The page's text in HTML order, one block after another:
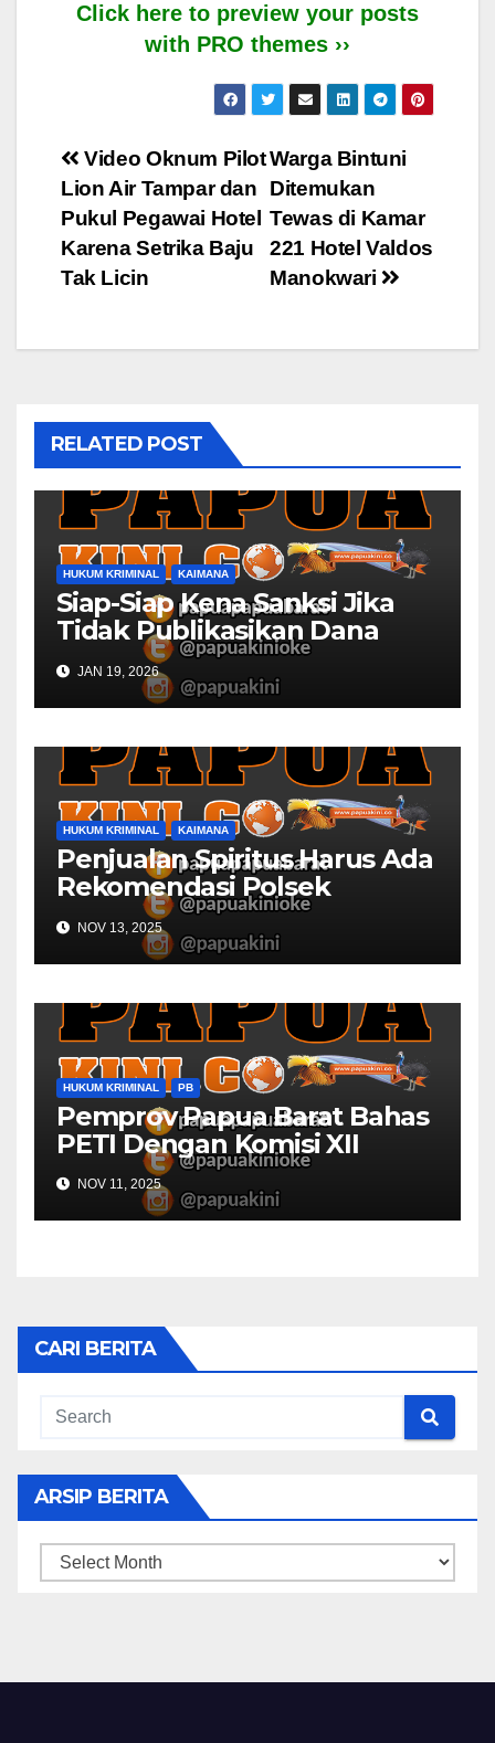
Click here to preview your posts
with PRO themes ››
Post
navigation
Warga Bintuni
Ditemukan
Tewas di Kamar
221 Hotel Valdos
Manokwari
Video Oknum Pilot
Lion Air Tampar dan
Pukul Pegawai Hotel
Karena Setrika Baju
Tak Licin
RELATED POST
HUKUM KRIMINAL KAIMANA
Siap-Siap Kena Sanksi Jika
Tidak Publikasikan Dana
Desa
JAN 19, 2026
HUKUM KRIMINAL KAIMANA
Penjualan Spiritus Harus Ada
Rekomendasi Polsek
Kaimana
NOV 13, 2025
HUKUM KRIMINAL PB
Pemprov Papua Barat Bahas
PETI Dengan Komisi XII
NOV 11, 2025
CARI BERITA
ARSIP BERITA
ARSIP